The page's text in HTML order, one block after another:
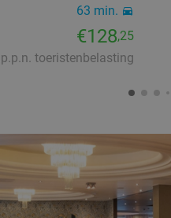
63 min.
€128,25
toeristenbelasting